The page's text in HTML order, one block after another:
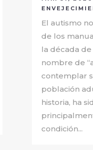
El autismo
de los
la década de
nombre de
contemplar
población
historia, ha
condición...